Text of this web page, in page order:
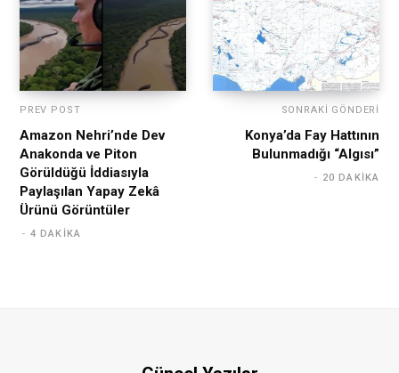
PREV POST
Amazon Nehri’nde Dev
Anakonda ve Piton
Görüldüğü İddiasıyla
Paylaşılan Yapay Zekâ
Ürünü Görüntüler
4 DAKIKA
SONRAKI GÖNDERI
Konya’da Fay Hattının
Bulunmadığı “Algısı”
20 DAKIKA